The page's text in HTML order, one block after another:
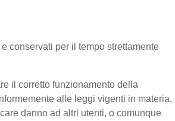
conservati per il tempo strettamente
il corretto funzionamento della
alle leggi vigenti in materia,
danno ad altri utenti, o comunque